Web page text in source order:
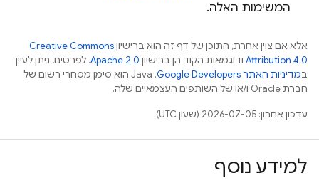
המשימות האלה.
אלא אם צוין אחרת, התוכן של דף זה הוא ברישיוןCreative Commons
Attribution 4.0 ודוגמאות הקוד הן ברישיון Apache 2.0. לפרטים, ניתן לעיין
במדיניות האתר Google Developers‏
.‏ Java הוא סימן מסחרי רשום של
חברת Oracle ו/או של השותפים העצמאיים שלה.
עדכון אחרון: 2026-07-05 (שעון UTC).
למידע נוסף